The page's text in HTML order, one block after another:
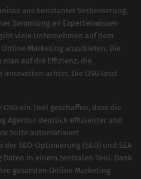
aus konstanter Verbesserung,
Sammlung an Expertenwissen
viele Unternehmen auf dem
Online Marketing anzubieten. Die
auf die Effizienz, die
achtet. Die OSG lässt
OSG ein Tool geschaffen, dass die
Agentur deutlich effizienter und
Suite automatisiert
der SEO-Optimierung (SEO) und SEA
in einem zentralen Tool. Dank
gesamten Online Marketing